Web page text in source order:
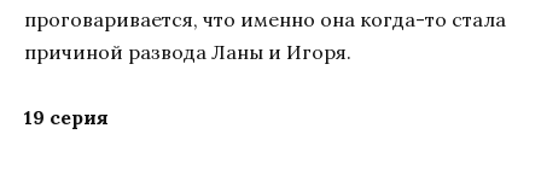
проговаривается, что именно она когда-то стала
причиной развода Ланы и Игоря.
19 серия